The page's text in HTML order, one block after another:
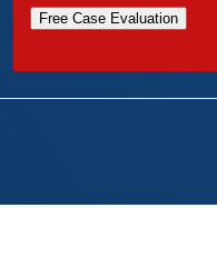
Free Case Evaluation